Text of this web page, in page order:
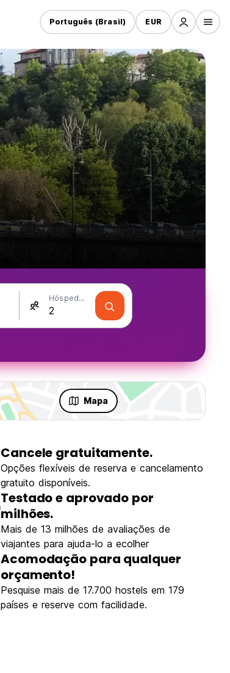
Português (Brasil) EUR
Hóspedes
Mapa
Cancele gratuitamente.
Opções flexíveis de reserva e cancelamento
gratuito disponíveis.
Testado e aprovado por
milhões.
Mais de 13 milhões de avaliações de
viajantes para ajuda-lo a ecolher
Acomodação para qualquer
orçamento!
Pesquise mais de 17.700 hostels em 179
países e reserve com facilidade.